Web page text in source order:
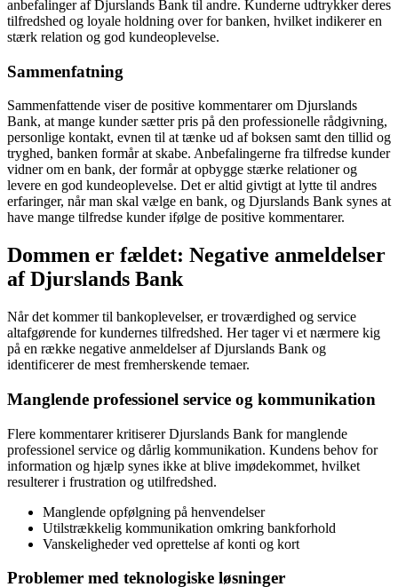
anbefalinger af Djurslands Bank til andre. Kunderne udtrykker deres
tilfredshed og loyale holdning over for banken, hvilket indikerer en
stærk relation og god kundeoplevelse.
Sammenfatning
Sammenfattende viser de positive kommentarer om Djurslands
Bank, at mange kunder sætter pris på den professionelle rådgivning,
personlige kontakt, evnen til at tænke ud af boksen samt den tillid og
tryghed, banken formår at skabe. Anbefalingerne fra tilfredse kunder
vidner om en bank, der formår at opbygge stærke relationer og
levere en god kundeoplevelse. Det er altid givtigt at lytte til andres
erfaringer, når man skal vælge en bank, og Djurslands Bank synes at
have mange tilfredse kunder ifølge de positive kommentarer.
Dommen er fældet: Negative anmeldelser
af Djurslands Bank
Når det kommer til bankoplevelser, er troværdighed og service
altafgørende for kundernes tilfredshed. Her tager vi et nærmere kig
på en række negative anmeldelser af Djurslands Bank og
identificerer de mest fremherskende temaer.
Manglende professionel service og kommunikation
Flere kommentarer kritiserer Djurslands Bank for manglende
professionel service og dårlig kommunikation. Kundens behov for
information og hjælp synes ikke at blive imødekommet, hvilket
resulterer i frustration og utilfredshed.
Manglende opfølgning på henvendelser
Utilstrækkelig kommunikation omkring bankforhold
Vanskeligheder ved oprettelse af konti og kort
Problemer med teknologiske løsninger